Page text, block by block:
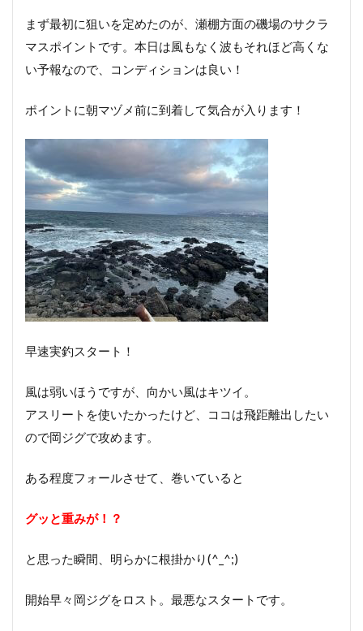
まず最初に狙いを定めたのが、瀬棚方面の磯場のサクラ
マスポイントです。本日は風もなく波もそれほど高くな
い予報なので、コンディションは良い！
ポイントに朝マヅメ前に到着して気合が入ります！
早速実釣スタート！
風は弱いほうですが、向かい風はキツイ。
アスリートを使いたかったけど、ココは飛距離出したい
ので岡ジグで攻めます。
ある程度フォールさせて、巻いていると
グッと重みが！？
と思った瞬間、明らかに根掛かり(^_^;)
開始早々岡ジグをロスト。最悪なスタートです。